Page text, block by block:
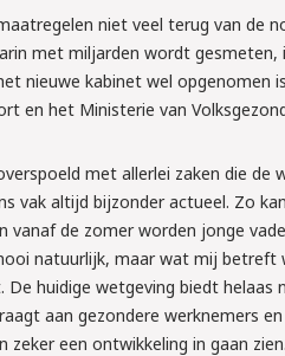
niet veel terug van de
met miljarden wordt
nieuwe kabinet wel opgenomen
en het Ministerie van
met allerlei zaken die de
vak altijd bijzonder actueel. Zo
vanaf de zomer worden jonge
natuurlijk, maar wat mij betreft
huidige wetgeving biedt helaas
aan gezondere werknemers
een ontwikkeling in gaan zien.